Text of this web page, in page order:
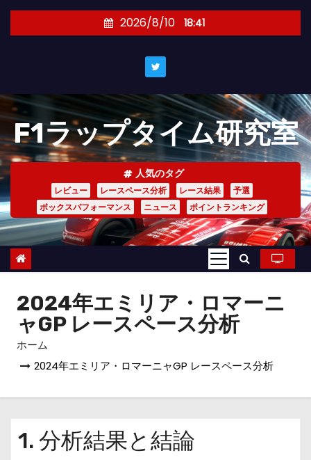
キ
ッ
プ
2026/8/10 18:41
F1ラップタイム研究室
人気のタグ
レビュー レースペース分析 レース結果
予選
ボックスパフォーマンス
ニュース ポイントランキング
2024年エミリア・ロマーニ
ャGP レースペース分析
ホーム
2024年エミリア・ロマーニャGP レースペース分析
1. 分析結果と結論